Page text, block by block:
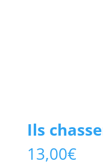
Ils
13,00€